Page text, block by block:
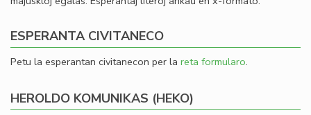
ESPERANTA CIVITANECO
Petu la esperantan civitanecon per la reta formularo.
HEROLDO KOMUNIKAS (HEKO)